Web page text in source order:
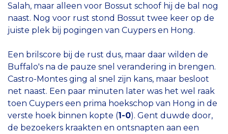
Salah, maar alleen voor Bossut schoof hij de bal nog
naast. Nog voor rust stond Bossut twee keer op de
juiste plek bij pogingen van Cuypers en Hong.
Een brilscore bij de rust dus, maar daar wilden de
Buffalo's na de pauze snel verandering in brengen.
Castro-Montes ging al snel zijn kans, maar besloot
net naast. Een paar minuten later was het wel raak
toen Cuypers een prima hoekschop van Hong in de
verste hoek binnen kopte (1-0). Gent duwde door,
de bezoekers kraakten en ontsnapten aan een